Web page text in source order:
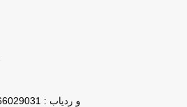
تلفن پشتیبانی GPS و ردیاب : 66029031-021